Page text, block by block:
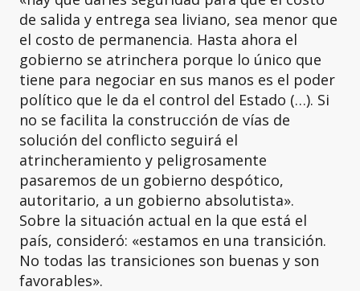
de salida y entrega sea liviano, sea menor que
el costo de permanencia. Hasta ahora el
gobierno se atrinchera porque lo único que
tiene para negociar en sus manos es el poder
político que le da el control del Estado (…). Si
no se facilita la construcción de vías de
solución del conflicto seguirá el
atrincheramiento y peligrosamente
pasaremos de un gobierno despótico,
autoritario, a un gobierno absolutista».
Sobre la situación actual en la que está el
país, consideró: «estamos en una transición.
No todas las transiciones son buenas y son
favorables».